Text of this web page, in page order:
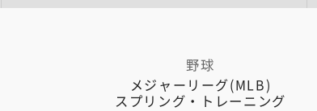
野球
メジャーリーグ(MLB)
スプリング・トレーニング